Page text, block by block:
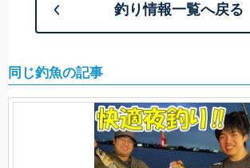
釣り情報一覧へ戻る
同じ釣魚の記事